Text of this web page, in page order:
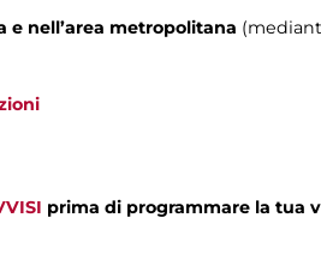
e nell’area metropolitana
prima di programmare la tua